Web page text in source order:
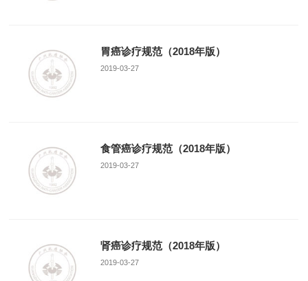
胃癌诊疗规范（2018年版）
2019-03-27
食管癌诊疗规范（2018年版）
2019-03-27
肾癌诊疗规范（2018年版）
2019-03-27